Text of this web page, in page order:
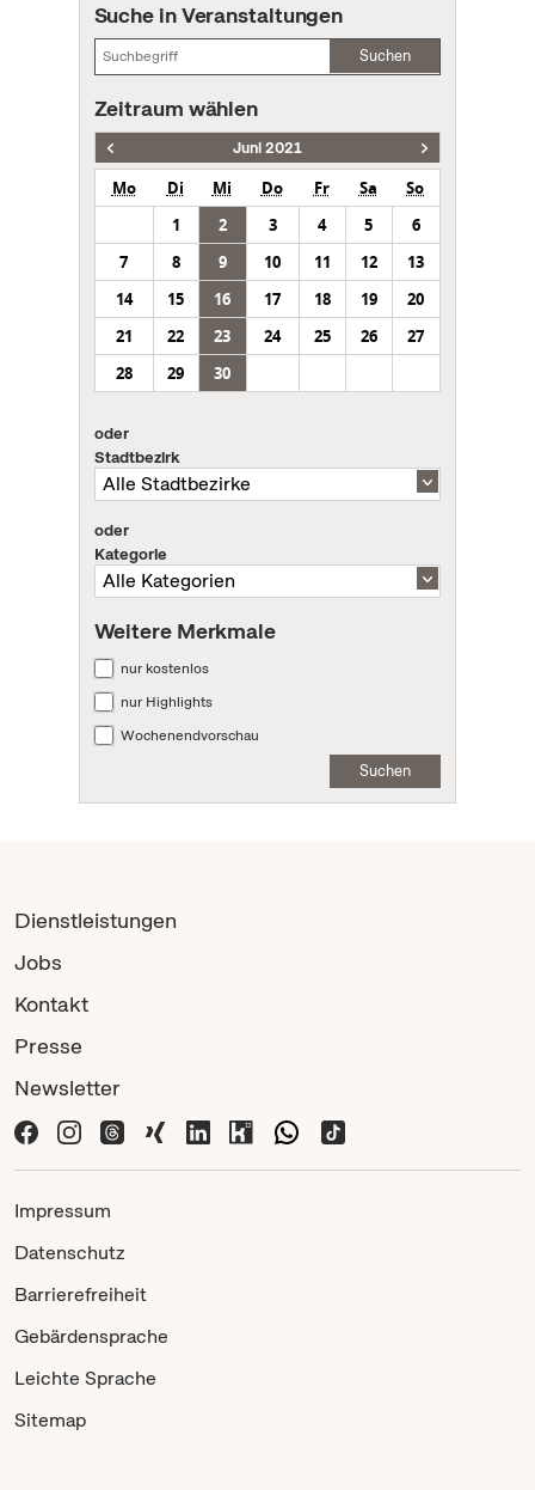
Suche in Veranstaltungen
Suchen
Zeitraum wählen
Juni 2021
Mo Di Mi Do Fr Sa
So
1
2 3 4 5
6
7
8 9 10 11 12
13
14
15 16 17 18 19
20
21
22 23 24 25 26
27
28
29 30
oder
Stadtbezirk
oder
Kategorie
Weitere Merkmale
nur kostenlos
nur Highlights
Wochenendvorschau
Suchen
Dienstleistungen
Jobs
Kontakt
Presse
Newsletter
Impressum
Datenschutz
Barrierefreiheit
Gebärdensprache
Leichte Sprache
Sitemap